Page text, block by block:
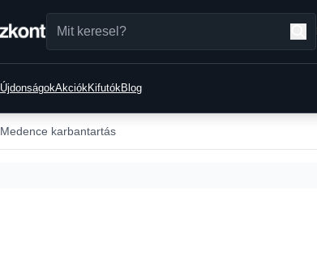
ÚjdonságokAkciókKifutókBlog
Medence karbantartás